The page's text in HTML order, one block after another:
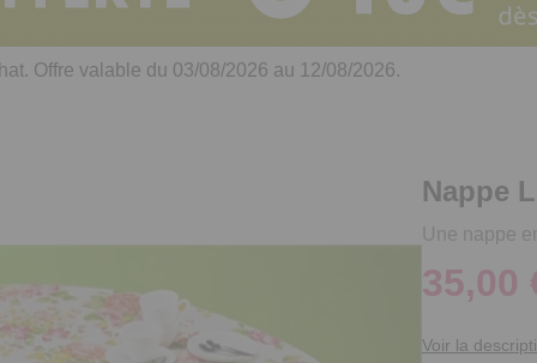
cuisine
intimité
Offre valable du 03/08/2026 au 12/08/2026.
Nappe
Une nappe
35,00
Voir la